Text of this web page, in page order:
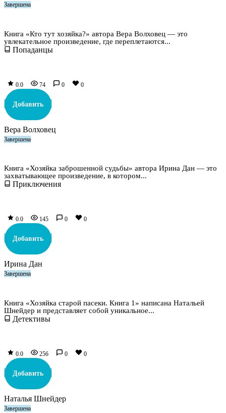
Завершена
Книга «Кто тут хозяйка?» автора Вера Волховец — это
увлекательное произведение, где переплетаются...
Попаданцы
0.0 74 0 0
Добавить
Вера Волховец
Завершена
Книга «Хозяйка заброшенной судьбы» автора Ирина Дан — это
захватывающее произведение, в котором...
Приключения
0.0 145 0 0
Добавить
Ирина Дан
Завершена
Книга «Хозяйка старой пасеки. Книга 1» написана Натальей
Шнейдер и представляет собой уникальное...
Детективы
0.0 256 0 0
Добавить
Наталья Шнейдер
Завершена